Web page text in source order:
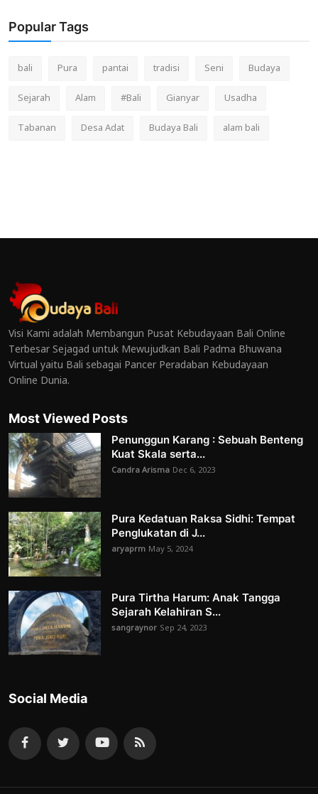
Popular Tags
bali Pura pantai tradisi Seni
Budaya
Sejarah
Alam #Bali Gianyar
Usadha
Tabanan
Desa Adat Budaya Bali alam bali
Visi Kami adalah Membangun Pusat Kebudayaan Bali Online
Terbesar Sejagad untuk Mewujudkan Bali Padma Bhuwana
Virtual yaitu Bali sebagai Pancer Peradaban Kebudayaan
Online Dunia.
Most Viewed Posts
Penunggun Karang : Sebuah Benteng
Kuat Skala serta...
Candra Arisma Dec 6, 2023
Pura Kedatuan Raksa Sidhi: Tempat
Penglukatan di J...
aryaprm May 5, 2024
Pura Tirtha Harum: Anak Tangga
Sejarah Kelahiran S...
sangraynor Sep 24, 2023
Social Media